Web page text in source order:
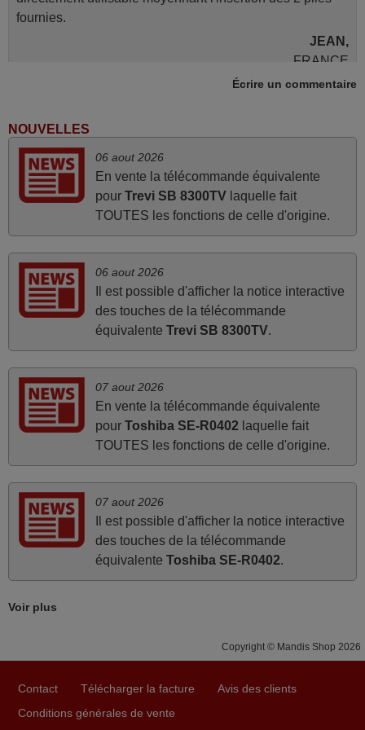
fournies.
JEAN,
FRANCE
Ravie de voir que ma commande effectuée a 13h30est
deja traitée et expédiée Je vous en remercie d’avance et
attend la réception Encore merci
Jacqueline,
FRANCE
Tout bien.
Super Service
Mario,
AUTRICHE
mars 2026
Je suis très content de cet achat. Cette télécommande est
d'une efficacité étonnante. Alors que la télécommande
d'origine ne fonctionnait plus (probablement le LED à
changer), et que certains boutons sur le Combiné Radio-
seconde vie à mes deux Panasonic haut de gamme des
années 90
Écrire un commentaire
NOUVELLES
06 aout 2026
En vente la télécommande équivalente
pour Trevi SB 8300TVlaquelle fait
TOUTES les fonctions de celle d'origine.
06 aout 2026
Il est possible d'afficher la notice interactive
des touches de la télécommande
équivalente Trevi SB 8300TV.
07 aout 2026
En vente la télécommande équivalente
pour Toshiba SE-R0402 laquelle fait
TOUTES les fonctions de celle d'origine.
07 aout 2026
Il est possible d'afficher la notice interactive
des touches de la télécommande
équivalente Toshiba SE-R0402.
Voir plus
Copyright © Mandis Shop 2026
Contact Télécharger la facture
Avis des clients
Conditions générales de vente